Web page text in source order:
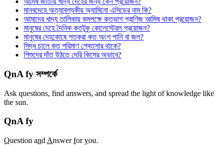
মানবদেহে অত্যাবশ্যকীয় অ্যামিনো এসিডের নাম কি?
আমাদের খাদ্য তালিকায় কমপক্ষে কতভাগ প্রাণিজ আমিষ থাকা প্রয়োজন?
মানুষের দেহে দৈনিক কতটুকু কোলেস্টেরল প্রয়োজন?
মানুষের দেহকোষে শতকরা কত অংশ পানি বা জল?
সিদ্ধ চালে কত পরিমাণ শ্বেতসার থাকে?
শিশুদের দাঁত উঠতে দেরি কিসের অভাবে?
QnA fy সম্পর্কে
Ask questions, find answers, and spread the light of knowledge like
the sun.
QnAfy
Question and Answerforyou.